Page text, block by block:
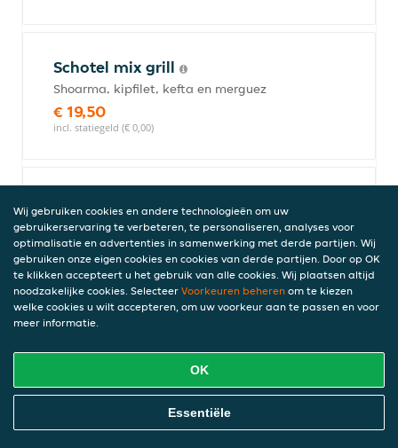
Schotel mix grill
Shoarma, kipfilet, kefta en merguez
€ 19,50
incl. statiegeld (€ 0,00)
€ 14,50
incl. statiegeld (€ 0,00)
Schotel shoarma lam
incl. statiegeld (€ 0,00)
Schotel shoarma kip
Online Eten Bestellen
Wij gebruiken cookies en andere technologieën om uw
gebruikerservaring te verbeteren, te personaliseren, analyses voor
optimalisatie en advertenties in samenwerking met derde partijen. Wij
gebruiken onze eigen cookies en cookies van derde partijen. Door op OK
te klikken accepteert u het gebruik van alle cookies. Wij plaatsen altijd
noodzakelijke cookies. Selecteer Voorkeuren beheren om te kiezen
welke cookies u wilt accepteren, om uw voorkeur aan te passen en voor
meer informatie.
OK
Essentiële